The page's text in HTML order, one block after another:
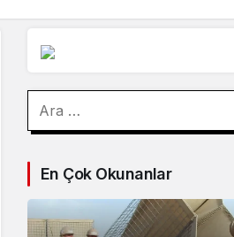
Gece modunu seçin.
Sistem Modu
En Çok Okunanlar